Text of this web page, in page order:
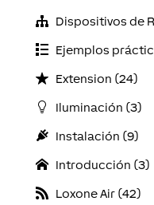
Dispositivos de
Ejemplos
Extension (24)
Iluminación (3)
Instalación (9)
Introducción (3)
Loxone Air (42)